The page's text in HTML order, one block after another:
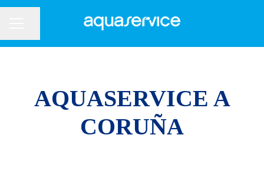
Compartir página
AQUASERVICE A
CORUÑA